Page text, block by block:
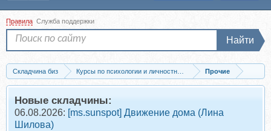
Правила Служба поддержки
Найти
Складчина биз Курсы по психологии и личностному развитию
Прочие
Скачать Фоточтение (Евгения Свербихина)
Новые складчины:
06.08.2026: [ms.sunspot] Движение дома (Лина
Шилова)